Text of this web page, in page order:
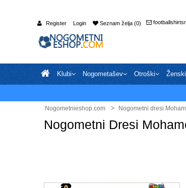
Register Login Seznam želja (0)
Klubi Nogometašev Otroški Ženski
Nogometnieshop.com Nogometni dresi
Nogometni Dresi